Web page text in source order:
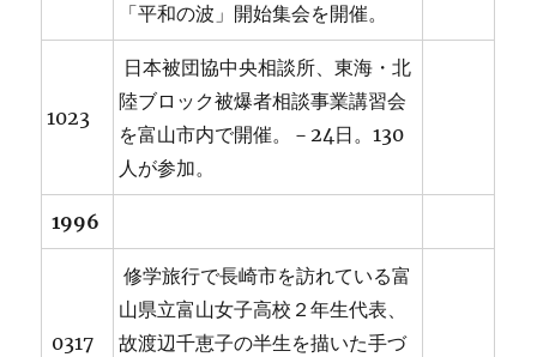
「平和の波」開始集会を開催。
1023
日本被団協中央相談所、東海・北
陸ブロック被爆者相談事業講習会
を富山市内で開催。－24日。130
人が参加。
1996
0317
修学旅行で長崎市を訪れている富
山県立富山女子高校２年生代表、
故渡辺千恵子の半生を描いた手づ